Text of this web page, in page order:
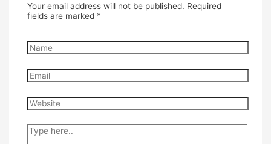
Your email address will not be published. Required
fields are marked *
Name
Email
Website
Type
here..